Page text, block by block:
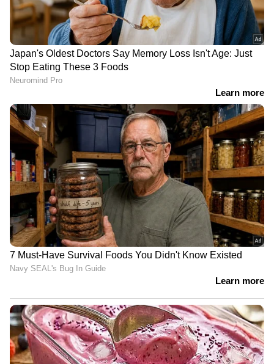
105000 രൂപയിലേക്ക് ഉയർത്തിയിരുന്നു.
തെലങ്കാനയിലാണ് എംഎൽഎമാർക്ക് ഏറ്റവും
ഉയർന്ന ശമ്പളം നൽകുന്നത്. 250,000 രൂപയാണ്
പ്രതിമാസ ശമ്പളം. ഏറ്റവും കുറഞ്ഞ ശമ്പളം
ത്രിപുരയിലും മേഘാലയിലുമാണ്. 20,000 രൂപ
എംഎൽഎമാരുടെ ശമ്പളം. ഡൽഹി, മധ്യപ്രദേശ്
എന്നിവിടങ്ങളിൽ 2,10,00 രൂപയും, ബിഹാറിൽ
1,65,000 രൂപയും, മഹാരാഷ്ട്ര 1,60,000
രൂപയുമാണ് ലഭിക്കുന്നത്.
LATEST VIDEOS
ABOUT THE AUTHOR